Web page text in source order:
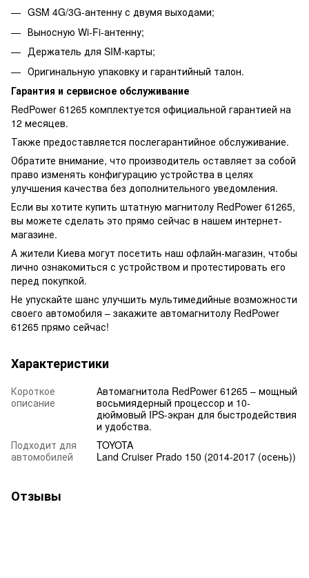
GSM 4G/3G-антенну с двумя выходами;
Выносную Wi-Fi-антенну;
Держатель для SIM-карты;
Оригинальную упаковку и гарантийный талон.
Гарантия и сервисное обслуживание
RedPower 61265 комплектуется официальной гарантией на
12 месяцев.
Также предоставляется послегарантийное обслуживание.
Обратите внимание, что производитель оставляет за собой
право изменять конфигурацию устройства в целях
улучшения качества без дополнительного уведомления.
Если вы хотите купить штатную магнитолу RedPower 61265,
вы можете сделать это прямо сейчас в нашем интернет-
магазине.
А жители Киева могут посетить наш офлайн-магазин, чтобы
лично ознакомиться с устройством и протестировать его
перед покупкой.
Не упускайте шанс улучшить мультимедийные возможности
своего автомобиля – закажите автомагнитолу RedPower
61265 прямо сейчас!
Характеристики
Короткое
описание
Автомагнитола RedPower 61265 – мощный
восьмиядерный процессор и 10-
дюймовый IPS-экран для быстродействия
и удобства.
Подходит для
автомобилей
TOYOTA
Land Cruiser Prado 150 (2014-2017 (осень))
Отзывы